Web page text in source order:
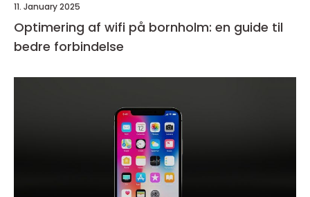
11. January 2025
Optimering af wifi på bornholm: en guide til
bedre forbindelse